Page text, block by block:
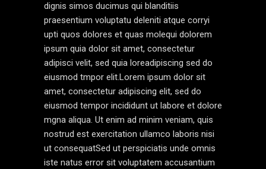
dignis simos ducimus qui blanditiis
praesentium voluptatu deleniti atque corryi
upti quos dolores et quas molequi dolorem
ipsum quia dolor sit amet, consectetur
adipisci velit, sed quia loreadipiscing sed do
eiusmod tmpor elit.Lorem ipsum dolor sit
amet, consectetur adipiscing elit, sed do
eiusmod tempor incididunt ut labore et dolore
mgna aliqua. Ut enim ad minim veniam, quis
nostrud est exercitation ullamco laboris nisi
ut consequatSed ut perspiciatis unde omnis
iste natus error sit voluptatem accusantium